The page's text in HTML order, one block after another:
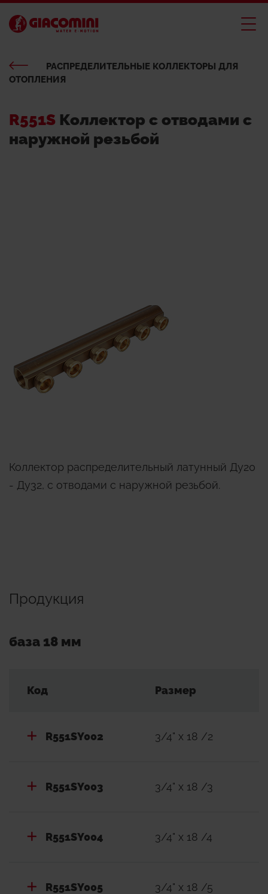
РАСПРЕДЕЛИТЕЛЬНЫЕ КОЛЛЕКТОРЫ ДЛЯ
ОТОПЛЕНИЯ
R551S Коллектор с отводами с
наружной резьбой
Коллектор распределительный латунный Ду20
- Ду32, с отводами с наружной резьбой.
Продукция
база 18 мм
Код Размер
R551SY002 3/4" x 18 /2
R551SY003 3/4" x 18 /3
R551SY004 3/4" x 18 /4
R551SY005 3/4" x 18 /5